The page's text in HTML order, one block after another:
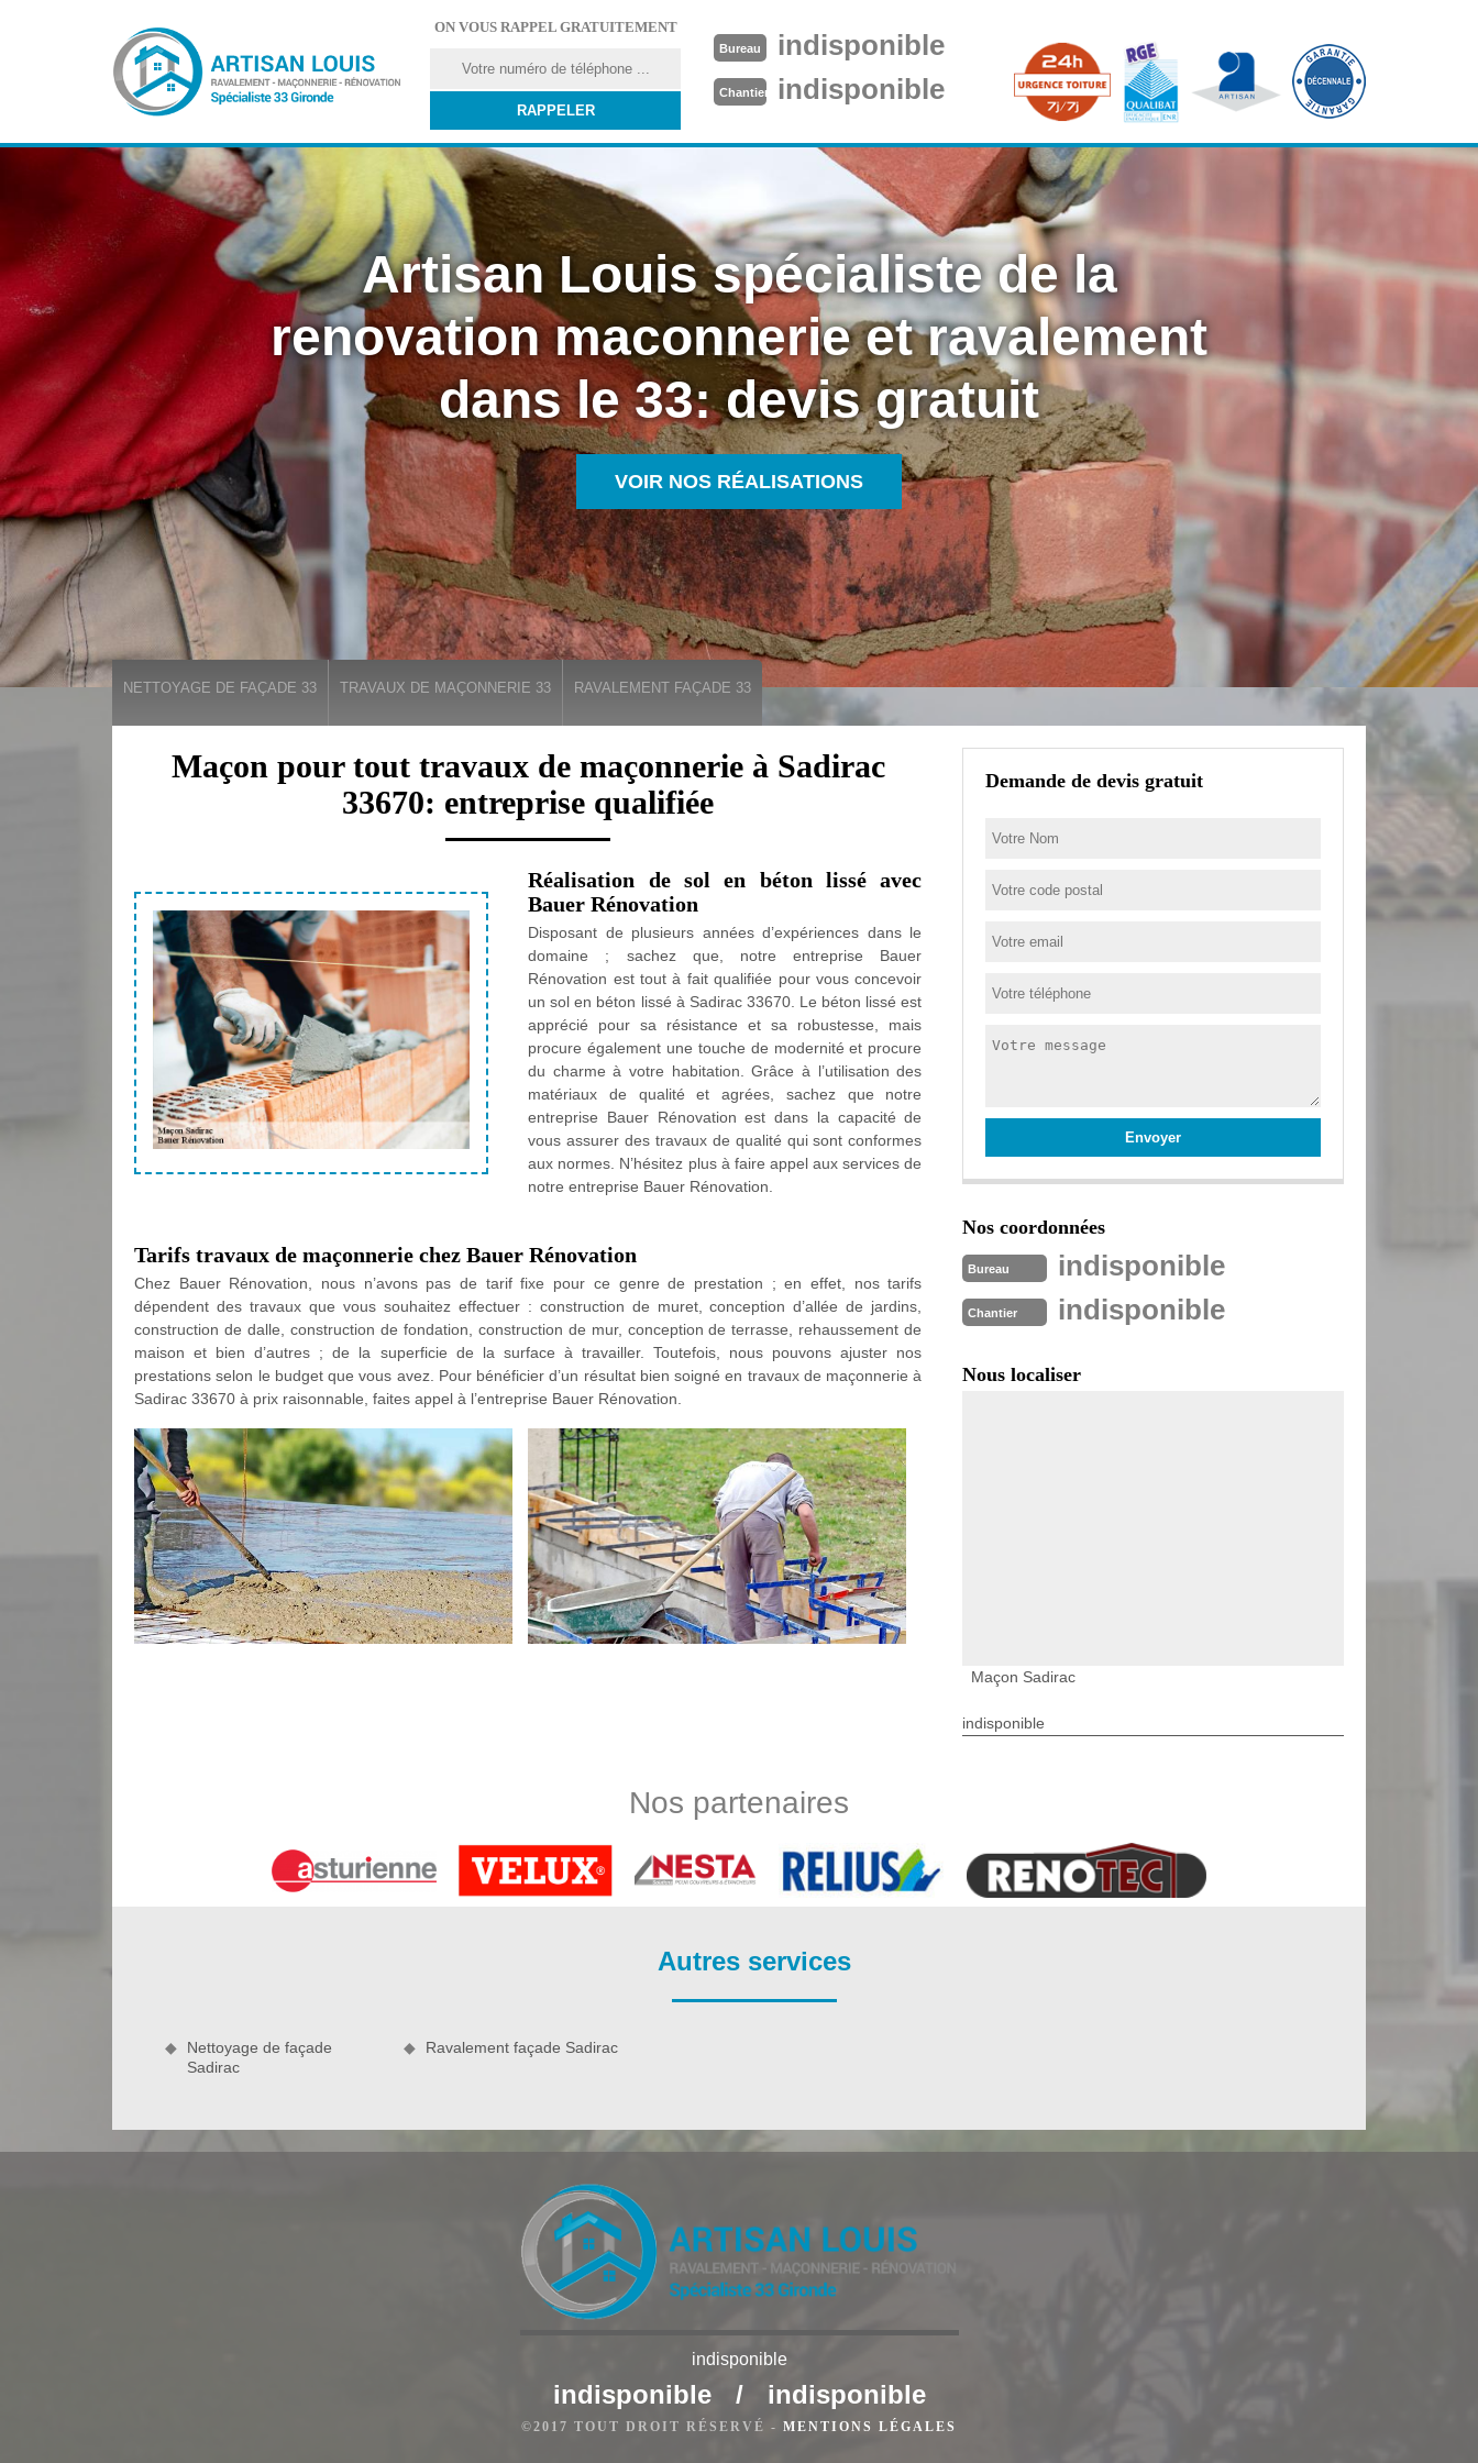
ON VOUS RAPPEL GRATUITEMENT
Bureau indisponible
Chantier indisponible
Artisan Louis spécialiste de la
renovation maconnerie et ravalement
dans le 33: devis gratuit
VOIR NOS RÉALISATIONS
NETTOYAGE DE FAÇADE 33 TRAVAUX DE MAÇONNERIE 33 RAVALEMENT FAÇADE 33
Maçon pour tout travaux de maçonnerie à Sadirac
33670: entreprise qualifiée
Réalisation de sol en béton lissé avec
Bauer Rénovation
Disposant de plusieurs années d’expériences dans le
domaine ; sachez que, notre entreprise Bauer
Rénovation est tout à fait qualifiée pour vous concevoir
un sol en béton lissé à Sadirac 33670. Le béton lissé est
apprécié pour sa résistance et sa robustesse, mais
procure également une touche de modernité et procure
du charme à votre habitation. Grâce à l’utilisation des
matériaux de qualité et agrées, sachez que notre
entreprise Bauer Rénovation est dans la capacité de
vous assurer des travaux de qualité qui sont conformes
aux normes. N’hésitez plus à faire appel aux services de
notre entreprise Bauer Rénovation.
Tarifs travaux de maçonnerie chez Bauer Rénovation
Chez Bauer Rénovation, nous n’avons pas de tarif fixe pour ce genre de prestation ; en effet, nos tarifs
dépendent des travaux que vous souhaitez effectuer : construction de muret, conception d’allée de jardins,
construction de dalle, construction de fondation, construction de mur, conception de terrasse, rehaussement de
maison et bien d’autres ; de la superficie de la surface à travailler. Toutefois, nous pouvons ajuster nos
prestations selon le budget que vous avez. Pour bénéficier d’un résultat bien soigné en travaux de maçonnerie à
Sadirac 33670 à prix raisonnable, faites appel à l’entreprise Bauer Rénovation.
travaux de pose de dalle en béton. Nous avons à notre service des équipes d’artisans maçons 33670 aguerris
faire et compétences nécessaires pour ce faire ; nos artisans maçons seront en mesure de vous poser des
dalles en béton armées. Ainsi, n’hésitez pas à contacter Bauer Rénovation ; pour assurer la pose de dalle en
béton à Sadirac 33670.
Vous êtes à la recherche d’entreprise pour effectuer vos travaux de terrasse béton, Bauer Rénovation est la
Rénovation alors pour collaborer avec vous dans vos travaux, vous serez satisfaits. N’hésitez pas à les contacter
Demande de devis gratuit
Nos coordonnées
Bureau indisponible
Chantier indisponible
Nous localiser
Maçon Sadirac
indisponible
Nos partenaires
Autres services
Nettoyage de façade
Sadirac
Ravalement façade Sadirac
indisponible
indisponible / indisponible
©2017 TOUT DROIT RÉSERVÉ - MENTIONS LÉGALES